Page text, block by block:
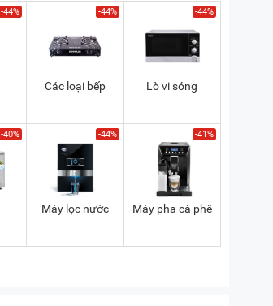
-44% -44%
Các loại bếp
-44%
Lò vi sóng
-40% -44%
Máy lọc nước
-41%
Máy pha cà phê